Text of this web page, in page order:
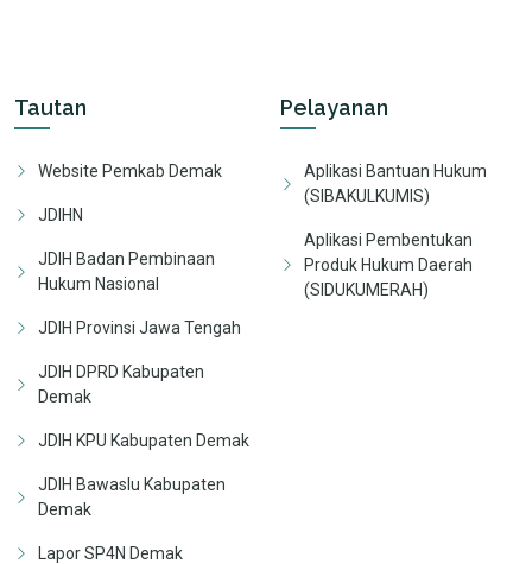
Tautan
Website Pemkab Demak
JDIHN
JDIH Badan Pembinaan
Hukum Nasional
JDIH Provinsi Jawa Tengah
JDIH DPRD Kabupaten
Demak
JDIH KPU Kabupaten Demak
JDIH Bawaslu Kabupaten
Demak
Lapor SP4N Demak
Pelayanan
Aplikasi Bantuan Hukum
(SIBAKULKUMIS)
Aplikasi Pembentukan
Produk Hukum Daerah
(SIDUKUMERAH)